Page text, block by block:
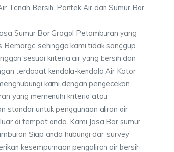
Tanah Bersih, Pantek Air dan Sumur Bor.
Sumur Bor Grogol Petamburan yang
Berharga sehingga kami tidak sanggup
sesuai kriteria air yang bersih dan
terdapat kendala-kendala Air Kotor
kami dengan pengecekan
yang memenuhi kriteria atau
standar untuk penggunaan aliran air
di tempat anda. Kami Jasa Bor sumur
Siap anda hubungi dan survey
kesempurnaan pengaliran air bersih